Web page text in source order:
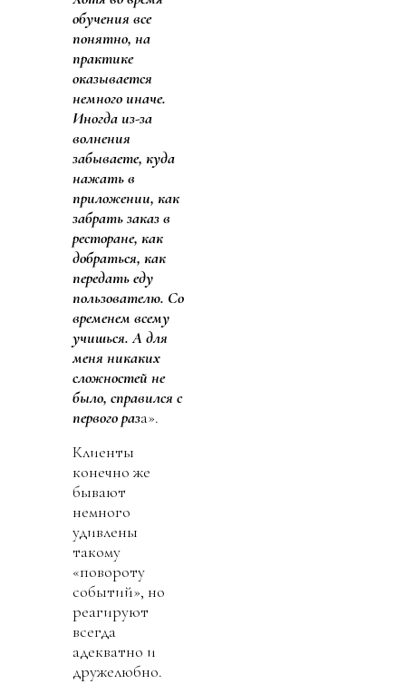
обучения все
понятно, на
практике
оказывается
немного иначе.
Иногда из-за
волнения
забываете, куда
нажать в
приложении, как
забрать заказ в
ресторане, как
добраться, как
передать еду
пользователю. Со
временем всему
учишься. А для
меня никаких
сложностей не
было, справился с
первого раза».
Клиенты
конечно же
бывают
немного
удивлены
такому
«повороту
событий», но
реагируют
всегда
адекватно и
дружелюбно.